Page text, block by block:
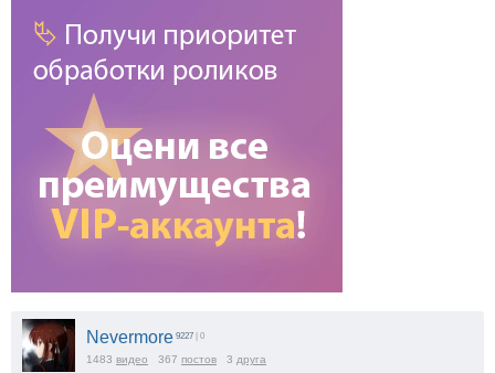
Nevermore 9227 | 0
1483 видео 367 постов 3 друга